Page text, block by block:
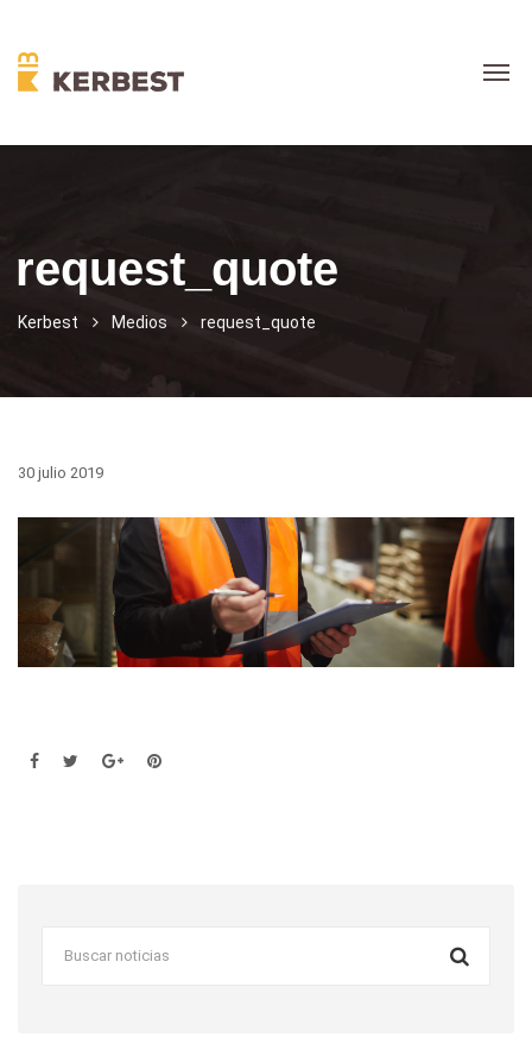
request_quote
Kerbest Medios request_quote
30 julio 2019